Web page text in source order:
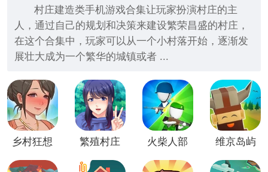
村庄建造类手机游戏合集让玩家扮演村庄的主
人，通过自己的规划和决策来建设繁荣昌盛的村庄，
在这个合集中，玩家可以从一个小村落开始，逐渐发
展壮大成为一个繁华的城镇或者 ...
乡村狂想
繁殖村庄
火柴人部
维京岛屿